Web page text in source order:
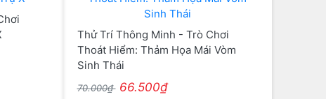
Thử Trí Thông Minh - Trò Chơi
Thoát Hiểm: Thảm Họa Mái Vòm
Sinh Thái
70.000₫ 66.500₫